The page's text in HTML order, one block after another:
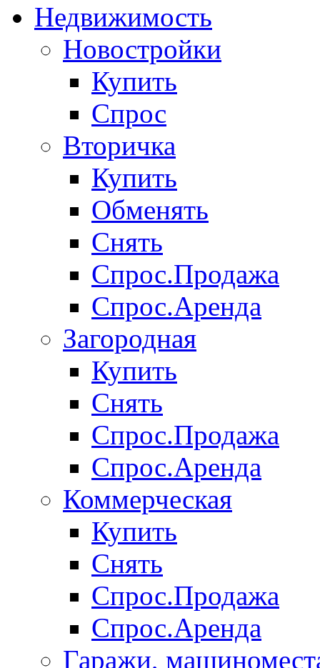
Недвижимость
Новостройки
Купить
Спрос
Вторичка
Купить
Обменять
Снять
Спрос.Продажа
Спрос.Аренда
Загородная
Купить
Снять
Спрос.Продажа
Спрос.Аренда
Коммерческая
Купить
Снять
Спрос.Продажа
Спрос.Аренда
Гаражи,